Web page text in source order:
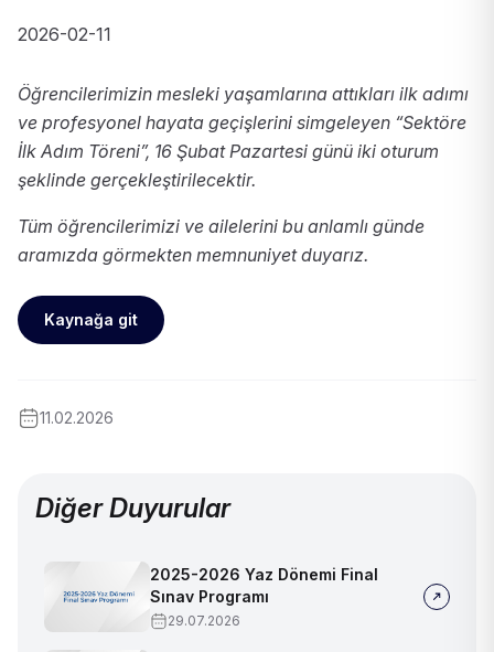
2026-02-11
Öğrencilerimizin mesleki yaşamlarına attıkları ilk adımı
ve profesyonel hayata geçişlerini simgeleyen “Sektöre
İlk Adım Töreni”, 16 Şubat Pazartesi günü iki oturum
şeklinde gerçekleştirilecektir.
Tüm öğrencilerimizi ve ailelerini bu anlamlı günde
aramızda görmekten memnuniyet duyarız.
Kaynağa git
11.02.2026
Diğer Duyurular
2025-2026 Yaz Dönemi Final
Sınav Programı
29.07.2026